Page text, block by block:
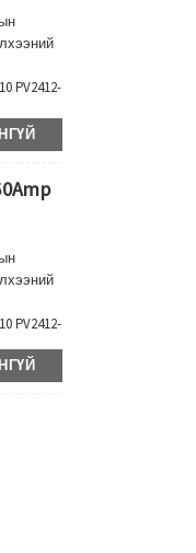
PV2412-
PV2412-
Amp